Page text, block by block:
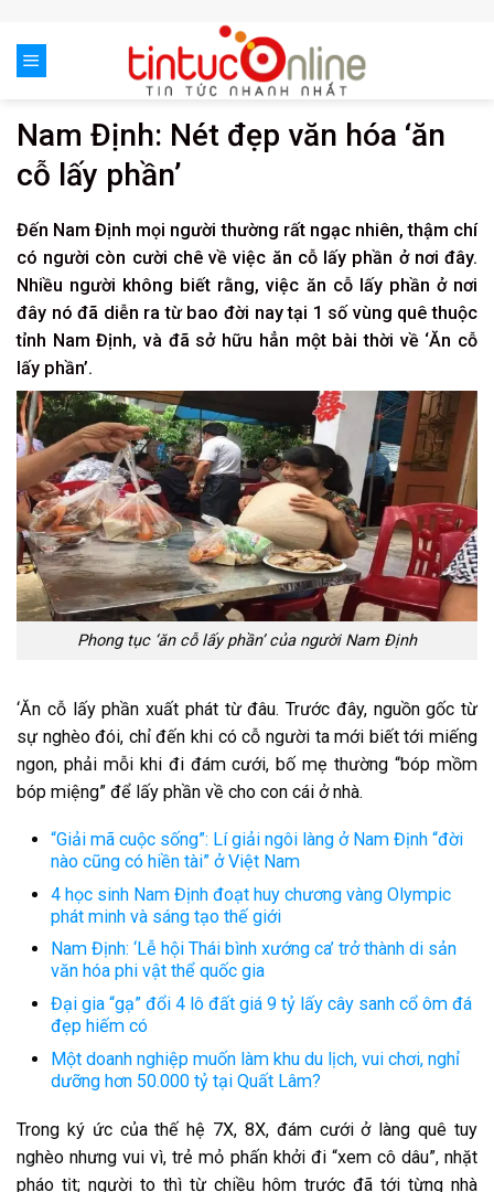
content
Nam Định: Nét đẹp văn hóa ‘ăn
cỗ lấy phần’
Đến Nam Định mọi người thường rất ngạc nhiên, thậm chí
có người còn cười chê về việc ăn cỗ lấy phần ở nơi đây.
Nhiều người không biết rằng, việc ăn cỗ lấy phần ở nơi
đây nó đã diễn ra từ bao đời naytại 1 số vùng quê thuộc
tỉnh Nam Định, và đã sở hữu hẳn mộtbài thời về ‘Ăn cỗ
lấy phần’.
Phong tục ‘ăn cỗ lấy phần’ của người Nam Định
‘Ăn cỗ lấy phần xuất phát từ đâu. Trước đây, nguồn gốc từ
sự nghèo đói, chỉđến khi cócỗ người ta mới biếttới miếng
ngon, phảimỗi khiđi đám cưới,bố mẹ thường “bópmồm
bóp miệng” để lấy phần về cho con cái ở nhà.
“Giải mã cuộc sống”: Lí giải ngôi làng ở Nam Định “đời
nào cũng có hiền tài” ở Việt Nam
4 học sinh Nam Định đoạt huy chương vàng Olympic
phát minh và sáng tạo thế giới
Nam Định: ‘Lễ hội Thái bình xướng ca’ trở thành di sản
văn hóa phi vật thể quốc gia
Đại gia “gạ” đổi 4 lô đất giá 9 tỷ lấy cây sanh cổ ôm đá
đẹp hiếm có
Một doanh nghiệp muốn làm khu du lịch, vui chơi, nghỉ
dưỡng hơn 50.000 tỷ tại Quất Lâm?
Trong ký ức của thế hệ 7X, 8X, đám cưới ở làng quê tuy
nghèo nhưng vui vì,trẻ mỏ phấn khởiđi “xem cô dâu”, nhặt
pháo tịt; người to thì từ chiều hôm trước đã tới từng nhà